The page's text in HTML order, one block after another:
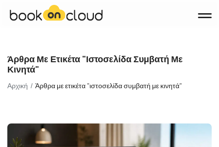
Booking Engine
Channel Manager
Σχετικά με εμάς
Άρθρα Με Ετικέτα "ιστοσελίδα Συμβατή Με
Κινητά"
Αρχική Άρθρα με ετικέτα "ιστοσελίδα συμβατή με κινητά"